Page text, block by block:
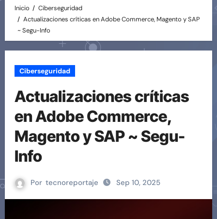
Inicio
Ciberseguridad
Actualizaciones críticas en Adobe Commerce, Magento y SAP
~ Segu-Info
Ciberseguridad
Actualizaciones críticas
en Adobe Commerce,
Magento y SAP ~ Segu-
Info
Por tecnoreportaje Sep 10, 2025